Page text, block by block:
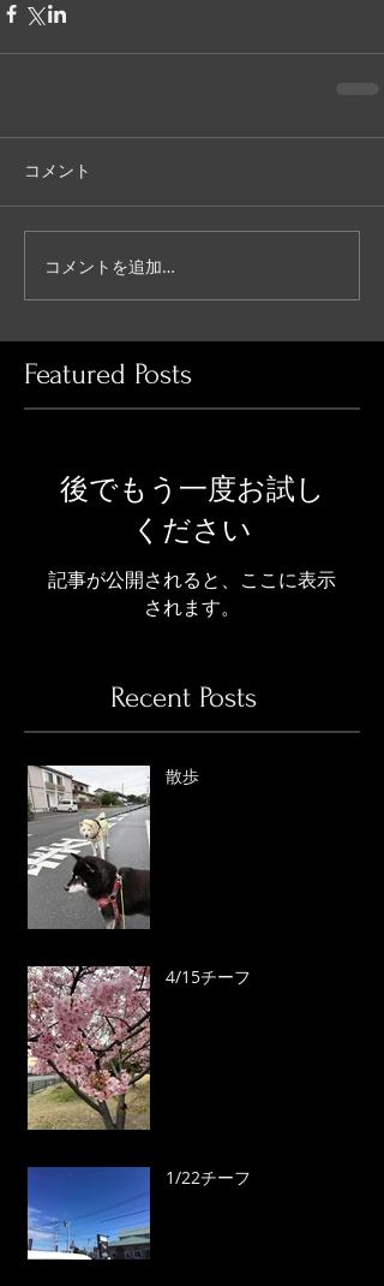
コメント
コメントを追加…
Featured Posts
後でもう一度お試し
ください
記事が公開されると、ここに表示
されます。
Recent Posts
散歩
4/15チーフ
1/22チーフ